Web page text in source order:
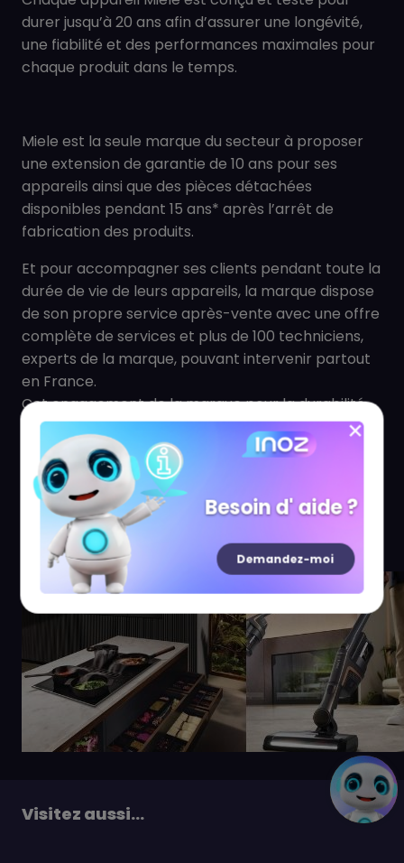
durer jusqu’à 20 ans afin d’assurer une longévité,
une fiabilité et des performances maximales pour
chaque produit dans le temps.
Miele est la seule marque du secteur à proposer
une extension de garantie de 10 ans pour ses
appareils ainsi que des pièces détachées
disponibles pendant 15 ans* après l’arrêt de
fabrication des produits.
Et pour accompagner ses clients pendant toute la
durée de vie de leurs appareils, la marque dispose
de son propre service après-vente avec une offre
complète de services et plus de 100 techniciens,
experts de la marque, pouvant intervenir partout
en France.
Cet engagement de la marque pour la durabilité
traduit l’enchantement que Miele souhaite offrir à
chaque client dans l’utilisation de ses appareils.
Pour longtemps.
Visitez aussi...
Besoin d' aide ?
Demandez-moi